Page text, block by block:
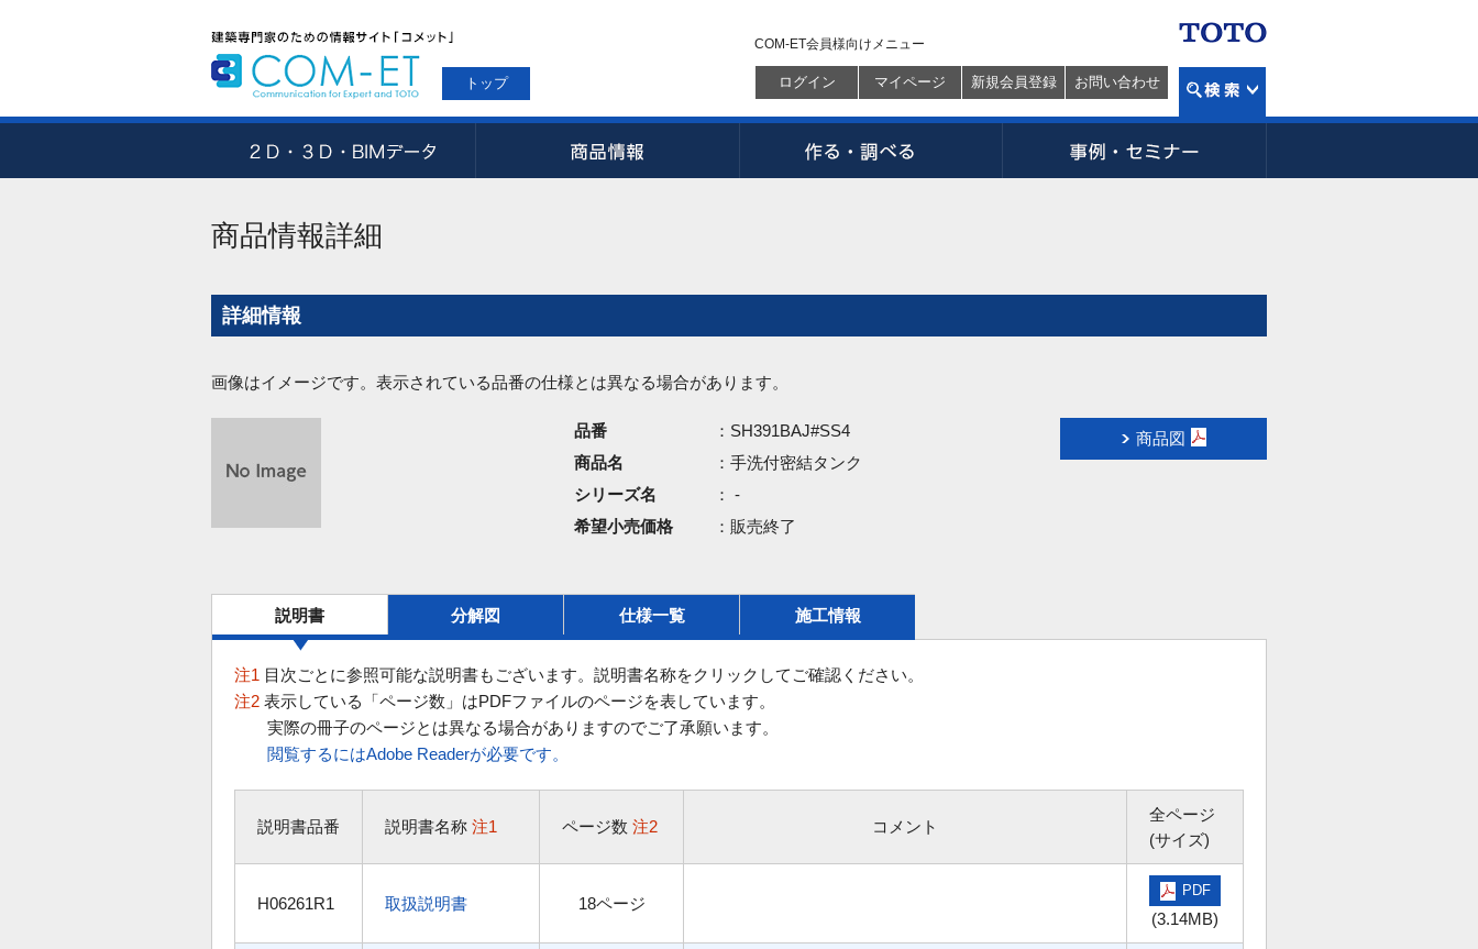
トップ
COM-ET会員様向けメニュー
ログイン マイページ 新規会員登録 お問い合わせ
商品情報詳細
詳細情報
画像はイメージです。表示されている品番の仕様とは異なる場合があります。
品番
：SH391BAJ#SS4
商品名
：手洗付密結タンク
シリーズ名
： -
希望小売価格
：販売終了
商品図
説明書 分解図 仕様一覧 施工情報
注1 目次ごとに参照可能な説明書もございます。説明書名称をクリックしてご確認ください。
注2 表示している「ページ数」はPDFファイルのページを表しています。
実際の冊子のページとは異なる場合がありますのでご了承願います。
閲覧するにはAdobe Readerが必要です。
説明書品番 説明書名称 注1 ページ数 注2 コメント
全ページ
(サイズ)
H06261R1 取扱説明書 18ページ
PDF
(3.14MB)